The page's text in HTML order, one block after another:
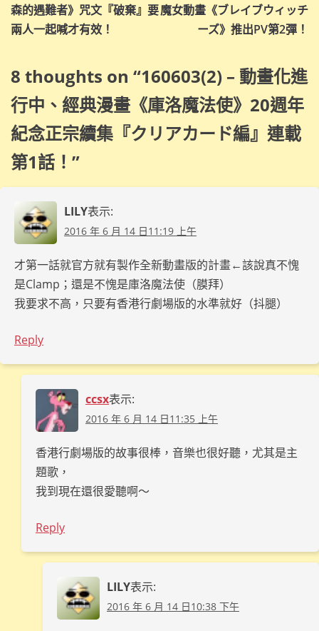
導
覽
森的遇難者》咒文『破棄』要
兩人一起喊才有效！
魔女動畫《ブレイブウィッチ
ーズ》推出PV第2彈！
8 thoughts on “160603(2) – 動畫化進
行中、經典漫畫《庫洛魔法使》20週年
紀念正宗續集『クリアカード編』連載
第1話！ ”
LILY表示:
2016 年 6 月 14 日11:19 上午
才第一話就官方就有製作全新動畫版的計畫←該說真不愧
是Clamp；還是不愧是庫洛魔法使（膜拜）
我要求不高，只要有香港行劇場版的水準就好（抖腿）
Reply
ccsx表示:
2016 年 6 月 14 日11:35 上午
香港行劇場版的故事很棒，音樂也很好聽，尤其是主
題歌，
我到現在還很愛聽啊～
Reply
LILY表示:
2016 年 6 月 14 日10:38 下午